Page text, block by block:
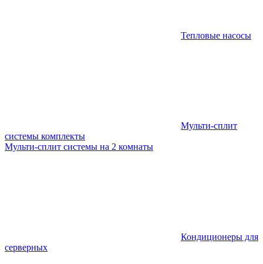
Тепловые насосы
Мульти-сплит
системы комплекты
Мульти-сплит системы на 2 комнаты
Кондиционеры для
серверных